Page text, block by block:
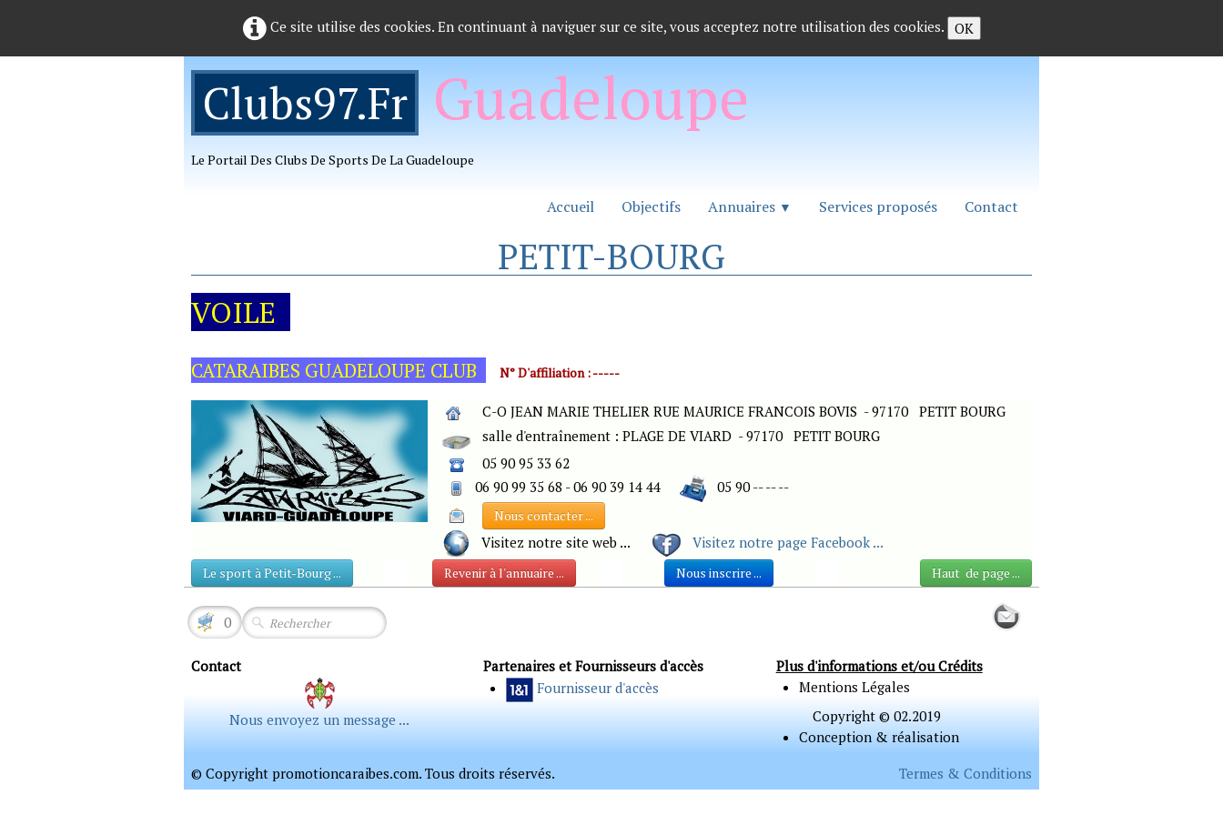
Ce site utilise des cookies. En continuant à naviguer sur ce site, vous acceptez notre utilisation des cookies. OK
Clubs97.frGuadeloupe
Le Portail Des Clubs De Sports De La Guadeloupe
Accueil Objectifs Annuaires ▼ Services proposés Contact
PETIT-BOURG
VOILE
CATARAIBES GUADELOUPE CLUB N° D'affiliation : -----
C-O JEAN MARIE THELIER RUE MAURICE FRANCOIS BOVIS - 97170 PETIT BOURG
salle d'entraînement : PLAGE DE VIARD - 97170 PETIT BOURG
05 90 95 33 62
06 90 99 35 68 - 06 90 39 14 44
05 90 -- -- --
Nous contacter ...
Visitez notre site web ... Visitez notre page Facebook ...
Le sport à Petit-Bourg ... Revenir à l'annuaire ... Nous inscrire ... Haut de page ...
0
Contact
Nous envoyez un message ...
Partenaires et Fournisseurs d'accès
Fournisseur d'accès
Plus d'informations et/ou Crédits
Mentions Légales
Copyright © 02.2019
Conception & réalisation
© Copyright promotioncaraibes.com. Tous droits réservés.
Termes & Conditions